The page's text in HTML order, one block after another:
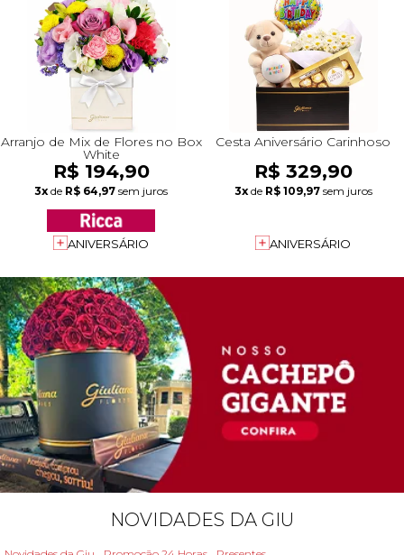
Arranjo de Mix de Flores no Box
White
R$ 194,90
3x de R$ 64,97 sem juros
ANIVERSÁRIO
Cesta Aniversário Carinhoso
R$ 329,90
3x de R$ 109,97sem juros
ANIVERSÁRIO
NOVIDADES DA GIU